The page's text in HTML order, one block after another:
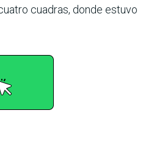
cuadras, donde estuvo